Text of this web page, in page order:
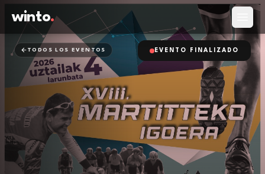
winto.
TODOS LOS EVENTOS EVENTO FINALIZADO